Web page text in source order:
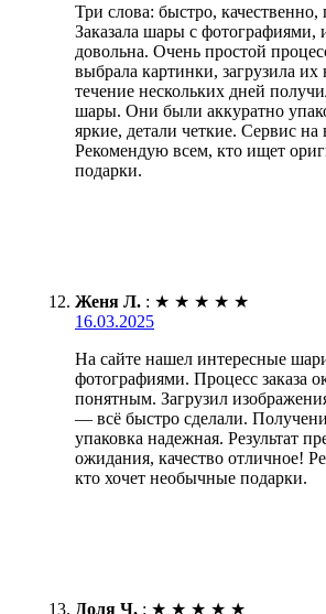
Три слова: быстро, качественно,
Заказала шары с фотографиями,
довольна. Очень простой
выбрала картинки, загрузила их
течение нескольких дней
шары. Они были аккуратно
яркие, детали четкие. Сервис
Рекомендую всем, кто ищет
подарки.
Женя Л. : ★ ★ ★ ★ ★
16.03.2025
На сайте нашел интересные
фотографиями. Процесс заказа
понятным. Загрузил
— всё быстро сделали.
упаковка надежная. Результат
ожидания, качество отличное!
кто хочет необычные подарки.
Доля Ч. : ★ ★ ★ ★ ★